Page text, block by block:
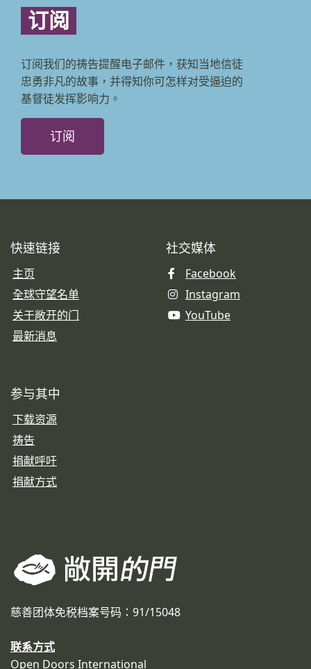
订阅
订阅我们的祷告提醒电子邮件，获知当地信徒
忠勇非凡的故事，并得知你可怎样对受逼迫的
基督徒发挥影响力。
订阅
快速链接
主页
全球守望名单
关于敞开的门
最新消息
社交媒体
Facebook
Instagram
YouTube
参与其中
下载资源
祷告
捐献呼吁
捐献方式
慈善团体免税档案号码：91/15048
联系方式
Open Doors International